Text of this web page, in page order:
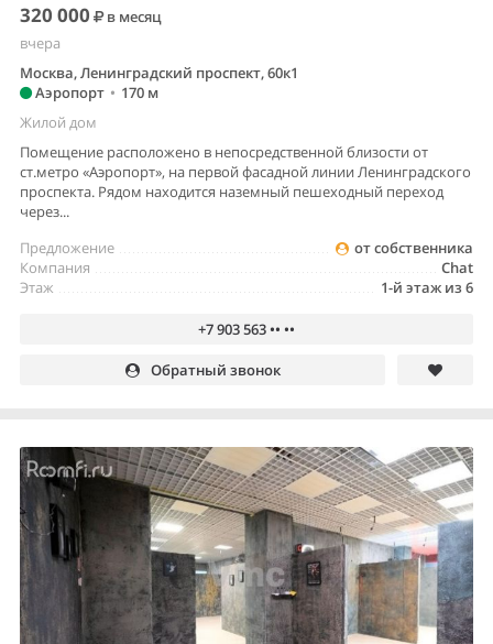
320 000
в месяц
вчера
Москва, Ленинградский проспект, 60к1
Аэропорт • 170 м
Жилой дом
Помещение расположено в непосредственной близости от
ст.метро «Аэропорт», на первой фасадной линии Ленинградского
проспекта. Рядом находится наземный пешеходный переход
через...
от собственника
Предложение
Chat
Компания
1-й этаж из 6
Этаж
+7 903 563 •• ••
Обратный звонок